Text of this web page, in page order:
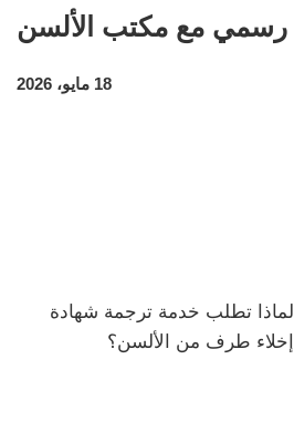
رسمي مع مكتب الألسن
18 مايو، 2026
لماذا تطلب خدمة ترجمة شهادة
إخلاء طرف من الألسن؟